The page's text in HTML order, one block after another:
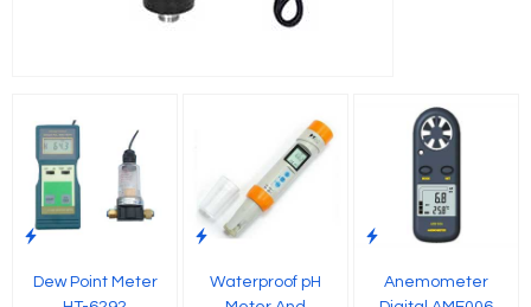
Dew Point Meter
Waterproof pH
Anemometer